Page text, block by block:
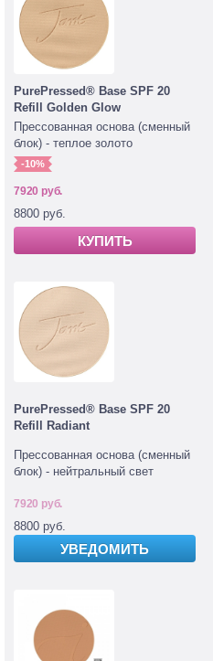
PurePressed® Base SPF 20
Refill Golden Glow
Прессованная основа (сменный
блок) - теплое золото
-10%
7920 руб.
8800 руб.
КУПИТЬ
PurePressed® Base SPF 20
Refill Radiant
Прессованная основа (сменный
блок) - нейтральный свет
7920 руб.
8800 руб.
УВЕДОМИТЬ